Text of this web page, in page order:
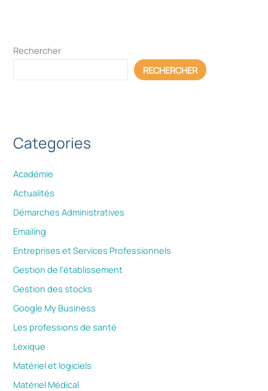
Rechercher
RECHERCHER
Categories
Académie
Actualités
Démarches Administratives
Emailing
Entreprises et Services Professionnels
Gestion de l'établissement
Gestion des stocks
Google My Business
Les professions de santé
Lexique
Matériel et logiciels
Matériel Médical